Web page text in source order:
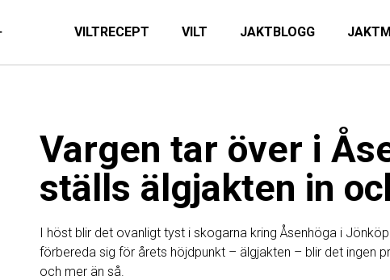
VILTRECEPT VILT JAKTBLOGG
Vargen tar över i
ställs älgjakten in
I höst blir det ovanligt tyst i skogarna kring Åsenhöga i
förbereda sig för årets höjdpunkt – älgjakten – blir det ingen
och mer än så.